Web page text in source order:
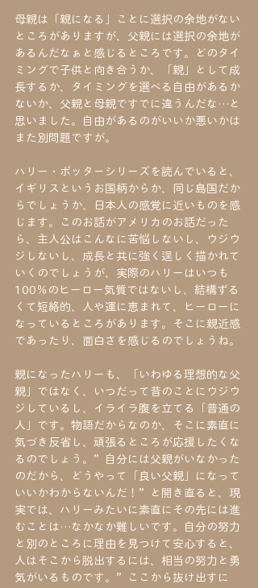
母親は「親になる」ことに選択の余地がない
ところがありますが、父親には選択の余地が
あるんだなぁと感じるところです。どのタイ
ミングで子供と向き合うか、「親」として成
長するか、タイミングを選べる自由があるか
ないか、父親と母親ですでに違うんだな…と
思いました。自由があるのがいいか悪いかは
また別問題ですが。
ハリー・ポッターシリーズを読んでいると、
イギリスというお国柄からか、同じ島国だか
らでしょうか、日本人の感覚に近いものを感
じます。このお話がアメリカのお話だった
ら、主人公はこんなに苦悩しないし、ウジウ
ジしないし、成長と共に強く逞しく描かれて
いくのでしょうが、実際のハリーはいつも
100％のヒーロー気質ではないし、結構ずる
くて短絡的、人や運に恵まれて、ヒーローに
なっているところがあります。そこに親近感
であったり、面白さを感じるのでしょうね。
親になったハリーも、「いわゆる理想的な父
親」ではなく、いつだって昔のことにウジウ
ジしているし、イライラ腹を立てる「普通の
人」です。物語だからなのか、そこに素直に
気づき反省し、頑張るところが応援したくな
るのでしょう。”自分には父親がいなかった
のだから、どうやって「良い父親」になって
いいかわからないんだ！”と開き直ると、現
実では、ハリーみたいに素直にその先には進
むことは…なかなか難しいです。自分の努力
と別のところに理由を見つけて安心すると、
人はそこから脱出するには、相当の努力と勇
気がいるものです。”ここから抜け出すに